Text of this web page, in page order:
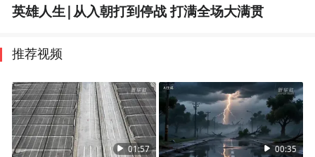
英雄人生|从入朝打到停战 打满全场大满贯
推荐视频
01:57 00:35